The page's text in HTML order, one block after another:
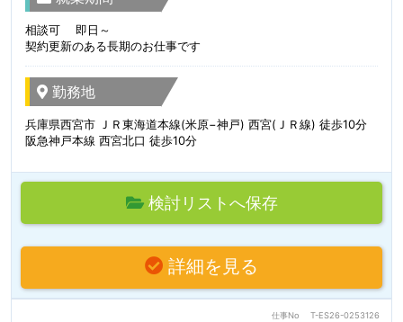
相談可 即日～
契約更新のある長期のお仕事です
勤務地
兵庫県西宮市 ＪＲ東海道本線(米原−神戸) 西宮(ＪＲ線) 徒歩10分
阪急神戸本線 西宮北口 徒歩10分
検討リストへ保存
詳細を見る
仕事No T-ES26-0253126